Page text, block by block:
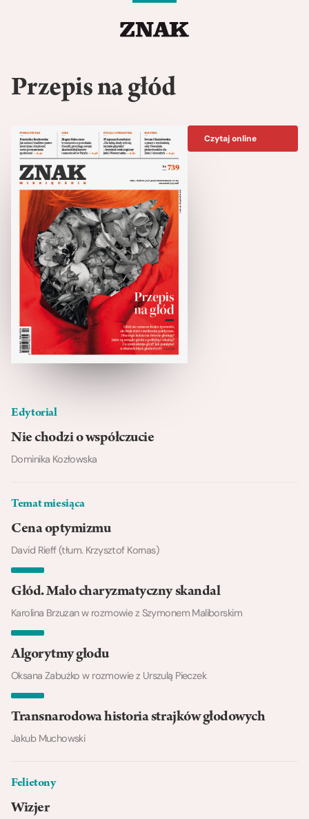
Przepis na głód
Edytorial
Nie chodzi o współczucie
Dominika Kozłowska
Temat miesiąca
Cena optymizmu
David Rieff (tłum. Krzysztof Kornas)
Głód. Mało charyzmatyczny skandal
Karolina Brzuzan w rozmowie z Szymonem Maliborskim
Algorytmy głodu
Oksana Zabużko w rozmowie z Urszulą Pieczek
Transnarodowa historia strajków głodowych
Jakub Muchowski
Felietony
Wizjer
Czytaj online